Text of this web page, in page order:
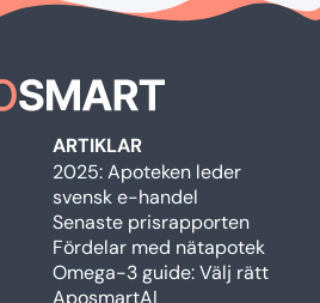
ARTIKLAR
2025: Apoteken leder
svensk e-handel
Senaste prisrapporten
Fördelar med nätapotek
Omega-3 guide: Välj rätt
AposmartAI